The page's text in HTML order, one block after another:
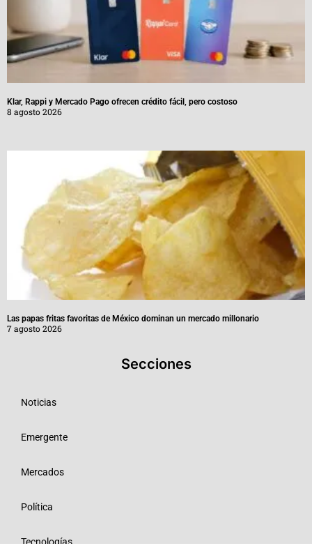
Klar, Rappi y Mercado Pago ofrecen crédito fácil, pero costoso
8 agosto 2026
Las papas fritas favoritas de México dominan un mercado millonario
7 agosto 2026
Secciones
Noticias
Emergente
Mercados
Política
Tecnologías